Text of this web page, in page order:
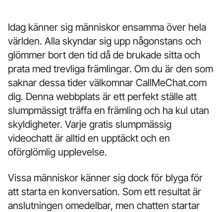
Idag känner sig människor ensamma över hela
världen. Alla skyndar sig upp någonstans och
glömmer bort den tid då de brukade sitta och
prata med trevliga främlingar. Om du är den som
saknar dessa tider välkomnar CallMeChat.com
dig. Denna webbplats är ett perfekt ställe att
slumpmässigt träffa en främling och ha kul utan
skyldigheter. Varje gratis slumpmässig
videochatt är alltid en upptäckt och en
oförglömlig upplevelse.
Vissa människor känner sig dock för blyga för
att starta en konversation. Som ett resultat är
anslutningen omedelbar, men chatten startar